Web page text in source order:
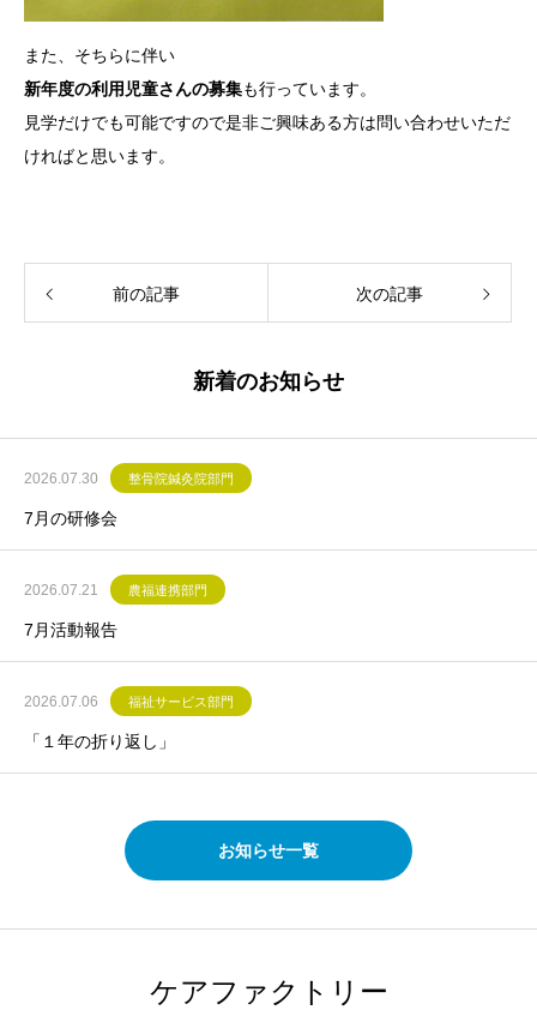
また、そちらに伴い
新年度の利用児童さんの募集も行っています。
見学だけでも可能ですので是非ご興味ある方は問い合わせいただ
ければと思います。
前の記事 次の記事
新着のお知らせ
2026.07.30 整骨院鍼灸院部門
7月の研修会
2026.07.21 農福連携部門
7月活動報告
2026.07.06 福祉サービス部門
「１年の折り返し」
お知らせ一覧
ケアファクトリー